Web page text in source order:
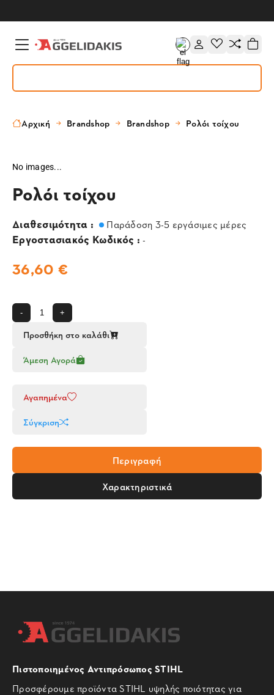
Αρχική Brandshop Brandshop Ρολόι τοίχου
No images...
Ρολόι τοίχου
Διαθεσιμότητα : Παράδοση 3-5 εργάσιμες μέρες
Εργοστασιακός Κωδικός : -
36,60 €
- +
Προσθήκη στο καλάθι
Άμεση Αγορά
Αγαπημένα
Σύγκριση
Περιγραφή
Χαρακτηριστικά
Πιστοποιημένος Αντιπρόσωπος STIHL
Προσφέρουμε προϊόντα STIHL υψηλής ποιότητας για